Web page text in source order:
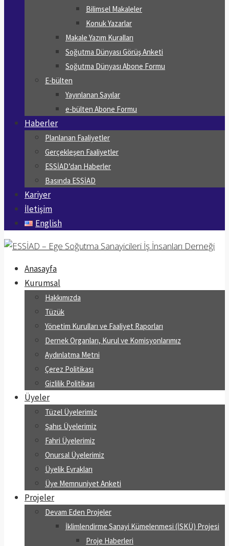
Bilimsel Makaleler
Konuk Yazarlar
Makale Yazım Kuralları
Soğutma Dünyası Görüş Anketi
Soğutma Dünyası Abone Formu
E-bülten
Yayınlanan Sayılar
e-bülten Abone Formu
Haberler
Planlanan Faaliyetler
Gerçekleşen Faaliyetler
ESSİAD’dan Haberler
Basında ESSİAD
Kariyer
İletişim
English
Anasayfa
Kurumsal
Hakkımızda
Tüzük
Yönetim Kurulları ve Faaliyet Raporları
Dernek Organları, Kurul ve Komisyonlarımız
Aydınlatma Metni
Çerez Politikası
Gizlilik Politikası
Üyeler
Tüzel Üyelerimiz
Şahıs Üyelerimiz
Fahri Üyelerimiz
Onursal Üyelerimiz
Üyelik Evrakları
Üye Memnuniyet Anketi
Projeler
Devam Eden Projeler
İklimlendirme Sanayi Kümelenmesi (İSKÜ) Projesi
Proje Haberleri